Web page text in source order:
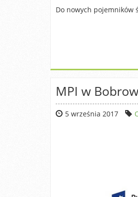
Do nowych pojemników
MPI w
5 września 2017